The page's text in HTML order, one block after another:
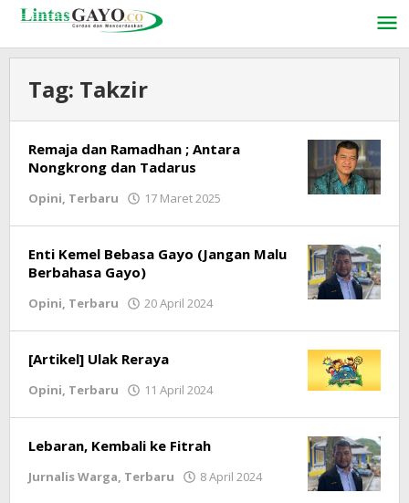
Lewati
konten
Tag: Takzir
Remaja dan Ramadhan ; Antara
Nongkrong dan Tadarus
Opini, Terbaru 17 Maret 2025
Enti Kemel Bebasa Gayo (Jangan Malu
Berbahasa Gayo)
Opini, Terbaru 20 April 2024
[Artikel] Ulak Reraya
Opini, Terbaru 11 April 2024
Lebaran, Kembali ke Fitrah
Jurnalis Warga, Terbaru 8 April 2024
lintasgayo.co